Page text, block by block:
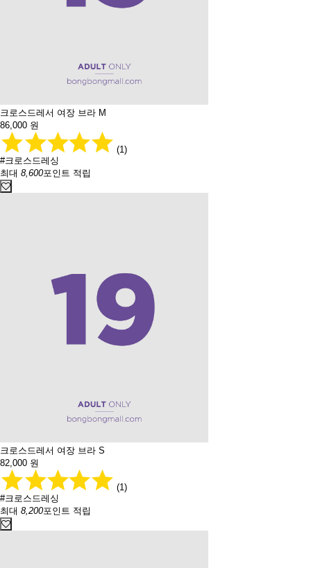
크로스드레서 여장 브라 M
86,000 원
(1)
#크로스드레싱
최대 8,600포인트 적립
크로스드레서 여장 브라 S
82,000 원
(1)
#크로스드레싱
최대 8,200포인트 적립